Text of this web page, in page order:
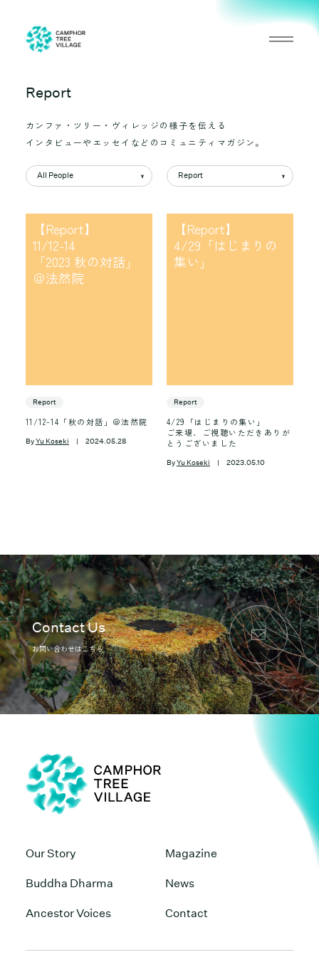
Buddha Dharma
Ancestor Voices
News
Contact
Report
カンファ・ツリー・ヴィレッジの様子を伝える
インタビューやエッセイなどのコミュニティマガジン。
All People
All People
対話書き起こし voice
Report
All Magazines
Dialogue
Interview
【Report】
11/12-14
「2023 秋の対話」
＠法然院
Report
11/12-14「秋の対話」＠法然院
ByYu Koseki | 2024.05.28
【Report】
4/29「はじまりの
集い」
Report
4/29「はじまりの集い」
ご来場、ご視聴いただきありが
とうございました
ByYu Koseki | 2023.05.10
Contact Us
お問い合わせはこちら
Our Story
Buddha Dharma
Ancestor Voices
Magazine
News
Contact